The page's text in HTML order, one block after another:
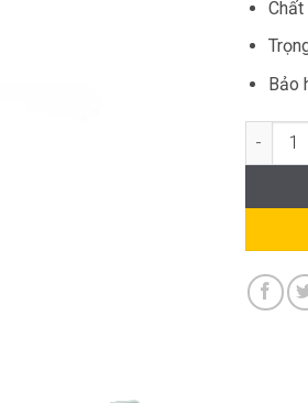
Chất
Bảo
Ghế